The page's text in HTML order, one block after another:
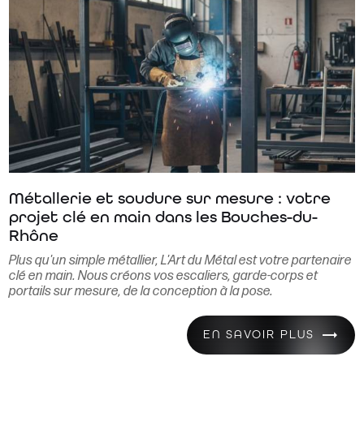
Métallerie et soudure sur mesure : votre
projet clé en main dans les Bouches-du-
Rhône
Plus qu'un simple métallier, L'Art du Métal est votre partenaire
clé en main. Nous créons vos escaliers, garde-corps et
portails sur mesure, de la conception à la pose.
EN SAVOIR PLUS